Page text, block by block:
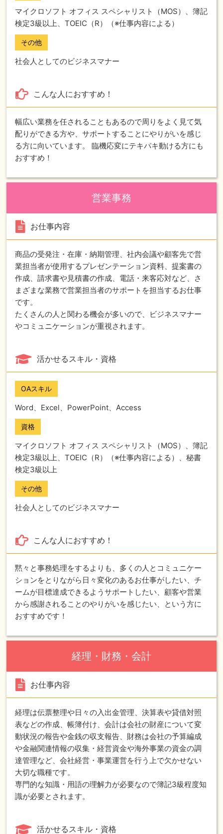
マイクロソフト オフィス スペシャリスト（MOS）、簿記
検定3級以上、TOEIC（R）（※仕事内容による）
その他
社会人としてのビジネスマナー
こんな人におすすめ！
幅広い業務を任されることもあるので周りをよく見て気
配りができる方や、サポートすることにやりがいを感じ
る方に向いています。 臨機応変にテキパキ動ける方にも
おすすめ！
営業事務
お仕事内容
商品の受発注・在庫・納期管理、社内会議や顧客先で営
業担当者が使用するプレゼンテーション資料、提案書の
作成、請求書や見積書の作成、電話・来客応対など、さ
まざまな業務で営業担当者のサポートを担当するお仕事
です。
たくさんの人と関わる機会が多いので、ビジネスマナー
やコミュニケーションが重視されます。
活かせるスキル・資格
OAスキル
Word、Excel、PowerPoint、Access
資格
マイクロソフト オフィス スペシャリスト（MOS）、簿記
検定3級以上、TOEIC（R）（※仕事内容による）、秘書
検定3級以上
その他
社会人としてのビジネスマナー
こんな人におすすめ！
黙々と事務処理をするよりも、多くの人とコミュニケー
ションをとりながら日々変化のあるお仕事がしたい、チ
ームが目標達成できるようサポートしたい、顧客や営業
から感謝されることのやりがいを感じたい、という方に
おすすめです！
経理・財務・会計
お仕事内容
経理は伝票整理や日々の入出金管理、決算表や貸借対照
表などの作成、帳簿付け、会計は会社の財産について変
動状況の報告や金銭の収支報告、財務は会社の予算編成
や金融関連情報の収集・経営資金や海外事業の資金の調
達管理など、会社経営・事業運営を行う上で欠かせない
大切な職種です。
専門的な知識・用語の理解力が必要なので簿記3級程度知
識が必要とされます。
活かせるスキル・資格